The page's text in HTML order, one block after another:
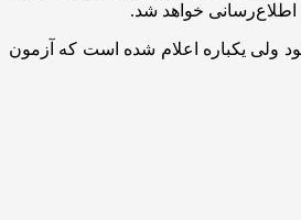
ولی یکباره اعلام شده است که آزمون